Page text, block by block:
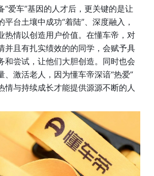
“爱车”基因的人才后，更关键的是让
台土壤中成功“着陆”、深度融入，
热情以创造用户价值。在懂车帝，对
并且有扎实绩效的的同学，会赋予具
和尝试，让他们大胆创造。同时也会
、激活老人，因为懂车帝深谙“热爱”
情与持续成长才能提供源源不断的人